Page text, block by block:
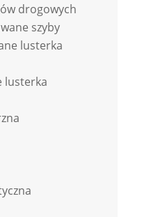
drogowych
szyby
lusterka
lusterka